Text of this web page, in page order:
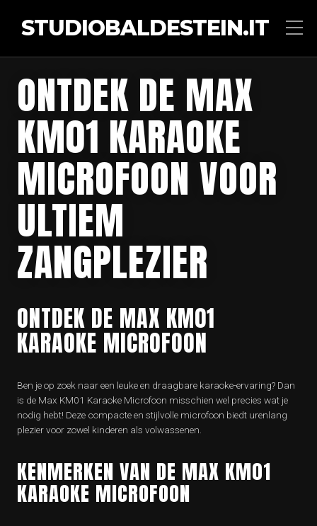
STUDIOBALDESTEIN.IT
ONTDEK DE MAX
KM01 KARAOKE
MICROFOON VOOR
ULTIEM
ZANGPLEZIER
ONTDEK DE MAX KM01
KARAOKE MICROFOON
Ben je op zoek naar een leuke en draagbare karaoke-ervaring? Dan
is de Max KM01 Karaoke Microfoon misschien wel precies wat je
nodig hebt! Deze compacte en stijlvolle microfoon biedt urenlang
plezier voor zowel kinderen als volwassenen.
KENMERKEN VAN DE MAX KM01
KARAOKE MICROFOON